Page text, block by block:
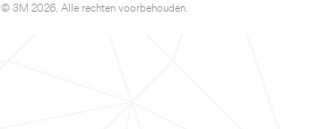
© 3M 2026. Alle rechten voorbehouden.